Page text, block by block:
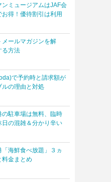
ンミュージアムはJAF会
お得！優待割引は利用
メールマガジンを解
る方法
で予約時と請求額が
ルの理由と対処
の駐車場は無料、臨時
日の混雑＆分かり辛い
「海鮮食べ放題」３ヵ
料金まとめ